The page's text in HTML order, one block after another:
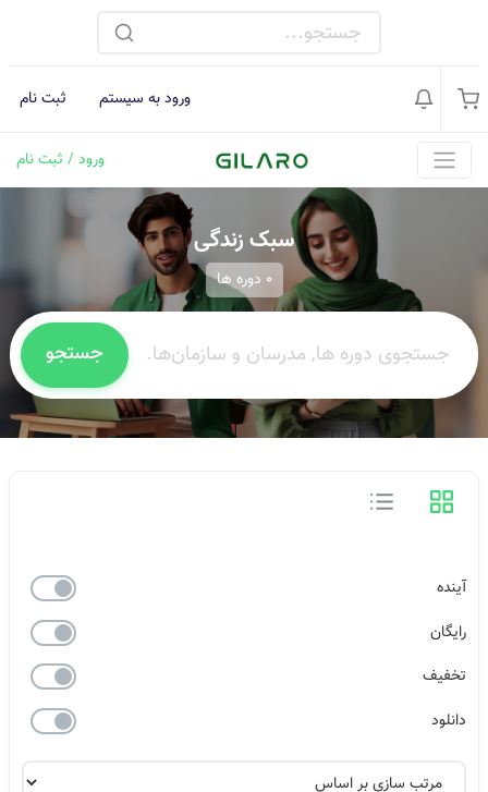
ورود به سیستم ثبت نام
ورود / ثبت نام
سبک زندگی
0 دوره ها
جستجو
آینده
رایگان
تخفیف
دانلود